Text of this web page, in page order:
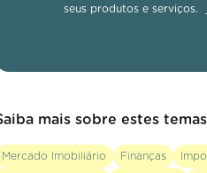
seus produtos e serviços.
mais sobre estes temas
Mercado Imobiliário Finanças